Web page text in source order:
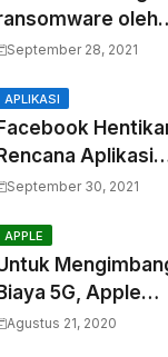
oleh
Berikut
September 28, 2021
APLIKASI
Facebook
Rencana Aplikasi
Kids
September 30, 2021
APPLE
Biaya 5G, Apple
Agustus 21, 2020